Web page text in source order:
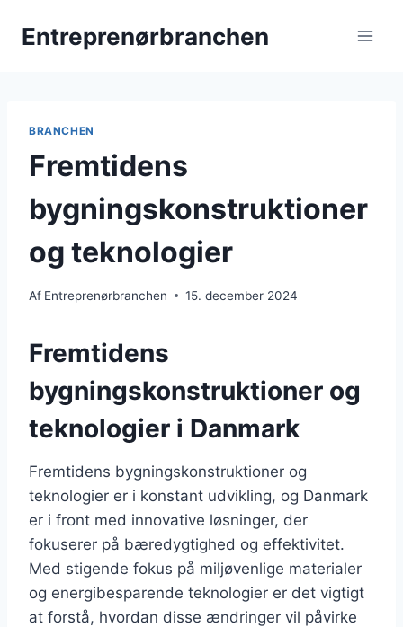
Entreprenørbranchen
BRANCHEN
Fremtidens
bygningskonstruktioner
og teknologier
Af Entreprenørbranchen 15. december 2024
Fremtidens
bygningskonstruktioner og
teknologier i Danmark
Fremtidens bygningskonstruktioner og
teknologier er i konstant udvikling, og Danmark
er i front med innovative løsninger, der
fokuserer på bæredygtighed og effektivitet.
Med stigende fokus på miljøvenlige materialer
og energibesparende teknologier er det vigtigt
at forstå, hvordan disse ændringer vil påvirke